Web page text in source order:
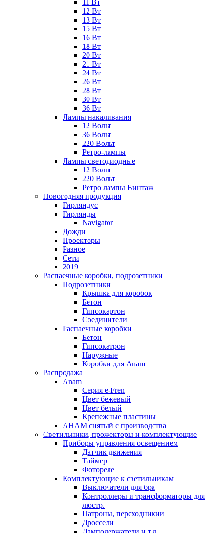
11 Вт
12 Вт
13 Вт
15 Вт
16 Вт
18 Вт
20 Вт
21 Вт
24 Вт
26 Вт
28 Вт
30 Вт
36 Вт
Лампы накаливания
12 Вольт
36 Вольт
220 Вольт
Ретро-лампы
Лампы светодиодные
12 Вольт
220 Вольт
Ретро лампы Винтаж
Новогодняя продукция
Гирляндус
Гирлянды
Navigator
Дожди
Проекторы
Разное
Сети
2019
Распаечные коробки, подрозетники
Подрозетники
Крышка для коробок
Бетон
Гипсокартон
Соединители
Распаечные коробки
Бетон
Гипсокатрон
Наружные
Коробки для Anam
Распродажа
Anam
Серия e-Fren
Цвет бежевый
Цвет белый
Крепежные пластины
AHAM снятый с производства
Светильники, прожекторы и комплектующие
Приборы управления освещением
Датчик движения
Таймер
Фотореле
Комплектующие к светильникам
Выключатели для бра
Контроллеры и трансформаторы для
люстр.
Патроны, переходникии
Дроссели
Ламподержатели и т.д